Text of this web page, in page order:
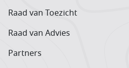
Raad van Toezicht
Raad van Advies
Partners